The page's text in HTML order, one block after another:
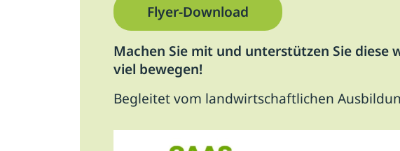
Flyer-Download
Machen Sie mit und unterstützen Sie
viel bewegen!
Begleitet vom landwirtschaftlichen